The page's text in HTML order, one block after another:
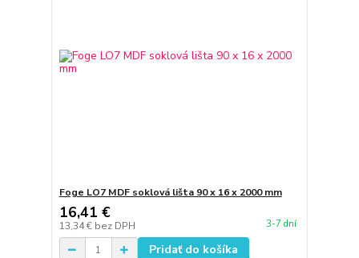
Foge LO7 MDF soklová lišta 90 x 16 x 2000 mm
16,41 €
13,34 € bez DPH 3-7 dní
Pridať do košíka